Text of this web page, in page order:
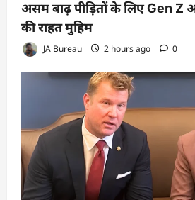
असम बाढ़ पीड़ितों के लिए Gen Z
की राहत मुहिम
JA Bureau 2 hours ago 0